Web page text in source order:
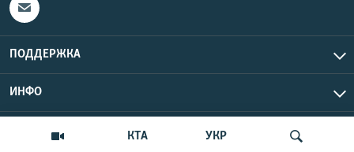
КТА УКР
ПОДДЕРЖКА
ИНФО
Copyright Крым.Реалии, 2026 | Все права защищены.
UTC+3